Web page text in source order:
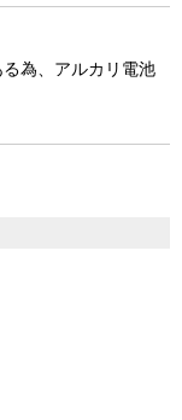
為、アルカリ電池